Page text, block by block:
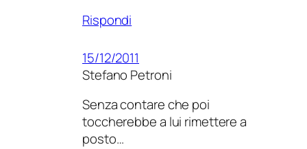
Rispondi
15/12/2011
Stefano Petroni
Senza contare che poi
toccherebbe a lui rimettere a
posto…